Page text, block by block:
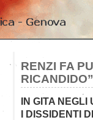
RENZI FA
RICANDIDO”
IN GITA NEGLI
I DISSIDENTI